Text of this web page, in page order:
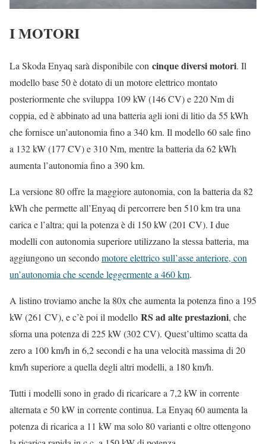
I MOTORI
La Skoda Enyaq sarà disponibile con cinque diversi motori. Il
modello base 50 è dotato di un motore elettrico montato
posteriormente che sviluppa 109 kW (146 CV) e 220 Nm di
coppia, ed è abbinato ad una batteria agli ioni di litio da 55 kWh
che fornisce un’autonomia fino a 340 km. Il modello 60 sale fino
a 132 kW (177 CV) e 310 Nm, mentre la batteria da 62 kWh
aumenta l’autonomia fino a 390 km.
La versione 80 offre la maggiore autonomia, con la batteria da 82
kWh che permette all’Enyaq di percorrere ben 510 km tra una
carica e l’altra; qui la potenza è di 150 kW (201 CV). I due
modelli con autonomia superiore utilizzano la stessa batteria, ma
aggiungono un secondomotore elettrico sull’asse anteriore, con
un’autonomia che scende leggermente a 460 km.
A listino troviamo anche la 80x che aumenta la potenza fino a 195
kW (261 CV), e c’è poi il modello RS ad alte prestazioni, che
sforna una potenza di 225 kW (302 CV). Quest’ultimo scatta da
zero a 100 km/h in 6,2 secondi e ha una velocità massima di 20
km/h superiore a quella degli altri modelli, a 180 km/h.
Tutti i modelli sono in grado di ricaricare a 7,2 kW in corrente
alternata e 50 kW in corrente continua. La Enyaq 60 aumenta la
potenza di ricarica a 11 kW ma solo 80 varianti e oltre ottengono